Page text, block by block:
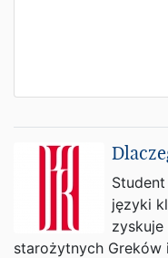
języki
starożytnych Greków